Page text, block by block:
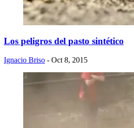
Los peligros del pasto sintético
Ignacio Briso - Oct 8, 2015